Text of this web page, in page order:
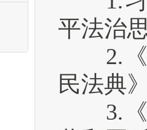
平法治
2.《
民法典
3.《